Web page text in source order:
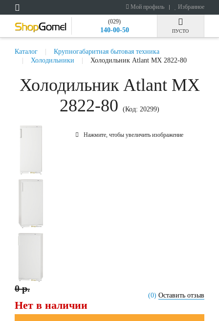
Мой профиль Избранное
(029)
140-00-50 ПУСТО
Каталог
Крупногабаритная бытовая техника
Холодильники
Холодильник Atlant МХ 2822-80
Холодильник Atlant МХ
2822-80
(Код: 20299)
Нажмите, чтобы увеличить изображение
(0) Оставить отзыв
0 р.
Нет в наличии